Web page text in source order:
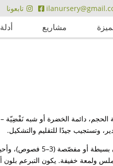
تابعونا
مشاريع أدلة
دائمة الخضرة أو شبه نَفْضِيّة
وتستجيب جيدًا للتقليم والتشكيل.
الأوراق متنوّعة –
ولمعة خفيفة. يكون التبرعم بلون